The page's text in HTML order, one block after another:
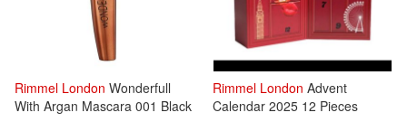
Rimmel London Wonderfull
With Argan Mascara 001 Black
Rimmel London Advent
Calendar 2025 12 Pieces